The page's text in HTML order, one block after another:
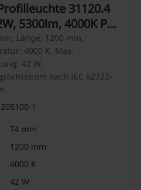
31120.4
5300lm, 4000K PC
inkl.DV
Länge: 1200 mm,
4000 K, Max.
42 W,
nach IEC 62722-
1
74 mm
1200 mm
4000 K
42 W